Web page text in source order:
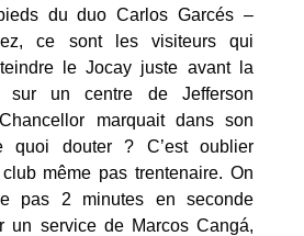
du duo Carlos Garcés –
ce sont les visiteurs qui
le Jocay juste avant la
sur un centre de Jefferson
marquait dans son
quoi douter ? C’est oublier
club même pas trentenaire. On
pas 2 minutes en seconde
un service de Marcos Cangá,